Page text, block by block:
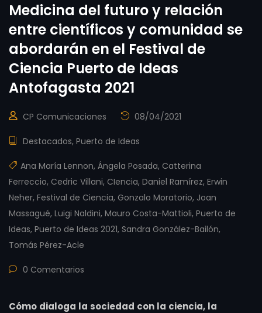
Medicina del futuro y relación
entre científicos y comunidad se
abordarán en el Festival de
Ciencia Puerto de Ideas
Antofagasta 2021
CP Comunicaciones 08/04/2021
Destacados, Puerto de Ideas
Ana María Lennon, Ángela Posada, Catterina
Ferreccio, Cedric Villani, CIencia, Daniel Ramírez, Erwin
Neher, Festival de Ciencia, Gonzalo Moratorio, Joan
Massagué, Luigi Naldini, Mauro Costa-Mattioli, Puerto de
Ideas, Puerto de Ideas 2021, Sandra González-Bailón,
Tomás Pérez-Acle
0 Comentarios
Cómo dialoga la sociedad con la ciencia, la